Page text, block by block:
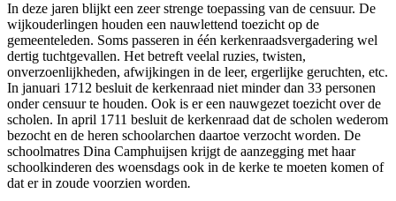
In deze jaren blijkt een zeer strenge toepassing van de censuur. De
wijkouderlingen houden een nauwlettend toezicht op de
gemeenteleden. Soms passeren in één kerkenraadsvergadering wel
dertig tuchtgevallen. Het betreft veelal ruzies, twisten,
onverzoenlijkheden, afwijkingen in de leer, ergerlijke geruchten, etc.
In januari 1712 besluit de kerkenraad niet minder dan 33 personen
onder censuur te houden. Ook is er een nauwgezet toezicht over de
scholen. In april 1711 besluit de kerkenraad dat de scholen wederom
bezocht en de heren schoolarchen daartoe verzocht worden. De
schoolmatres Dina Camphuijsen krijgt de aanzegging met haar
schoolkinderen des woensdags ook in de kerke te moeten komen of
dat er in zoude voorzien worden.